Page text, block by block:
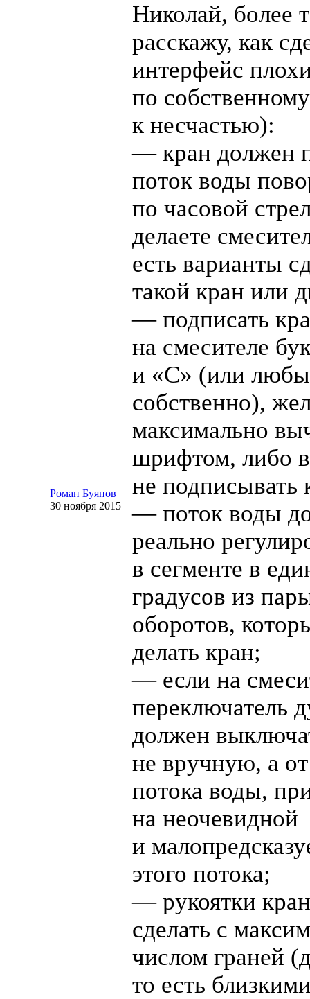
Роман Буянов
30 ноября 2015
Николай, более
расскажу, как
интерфейс
по
к несчастью):
— кран должен
поток воды
по часовой
делаете
есть варианты
такой кран или
— подписать
на смесителе
и «C» (или
собственно),
максимально
шрифтом, либо
не подписывать
— поток воды
реально
в сегменте в
градусов из
оборотов,
делать кран;
— если на
переключатель
должен
не вручную, а
потока воды,
на неочевидной
и
этого потока;
— рукоятки
сделать с
числом граней
то есть